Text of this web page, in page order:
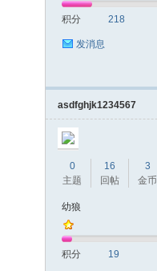
积分 218
发消息
asdfghjk1234567
0
主题
16
回帖
3
金币
幼狼
积分 19